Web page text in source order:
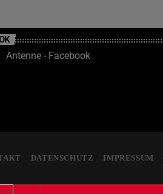
Antenne - Facebook
DATENSCHUTZ IMPRESSUM